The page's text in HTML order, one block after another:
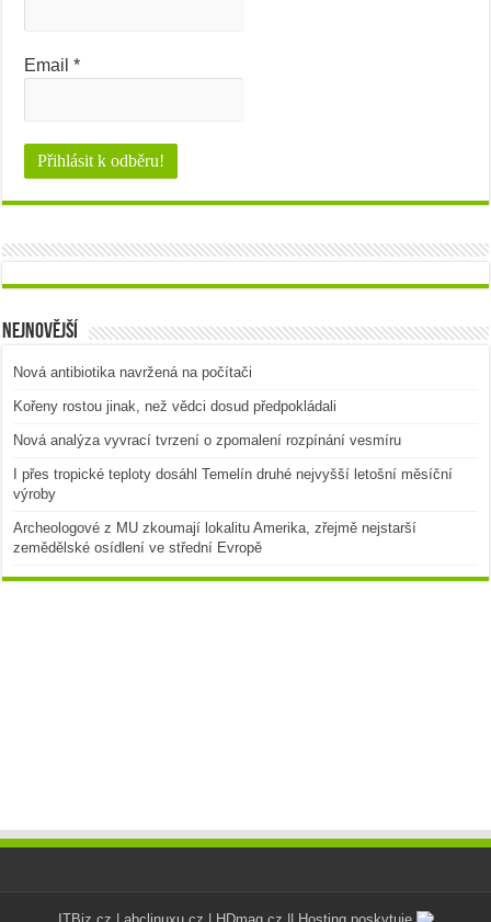
Email*
Nejnovější
Nová antibiotika navržená na počítači
Kořeny rostou jinak, než vědci dosud předpokládali
Nová analýza vyvrací tvrzení o zpomalení rozpínání vesmíru
I přes tropické teploty dosáhl Temelín druhé nejvyšší letošní měsíční
výroby
Archeologové z MU zkoumají lokalitu Amerika, zřejmě nejstarší
zemědělské osídlení ve střední Evropě